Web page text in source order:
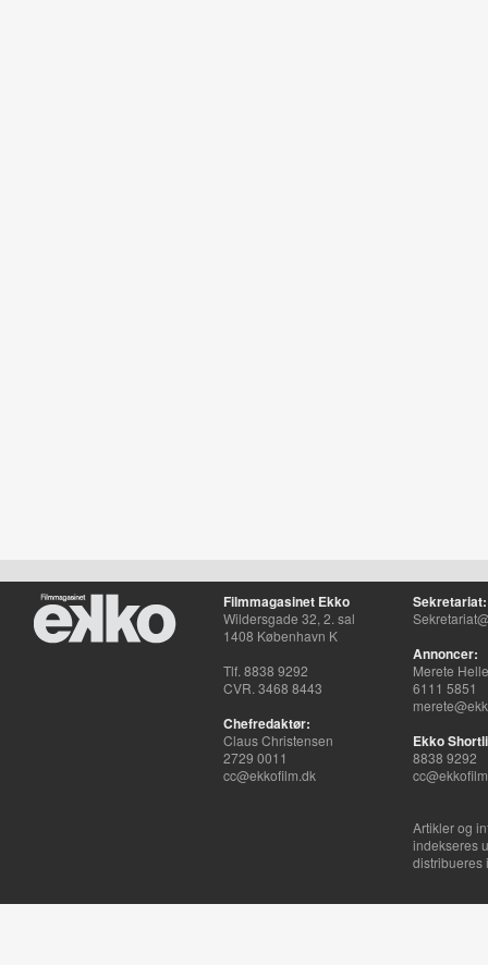
Filmmagasinet Ekko
Wildersgade 32, 2. sal
1408 København K
Tlf. 8838 9292
CVR. 3468 8443
Chefredaktør:
Claus Christensen
2729 0011
cc@ekkofilm.dk
Sekretariat:
Annoncer:
Merete
6111 5851
Ekko
8838 9292
Artikler og
indekseres
distribueres